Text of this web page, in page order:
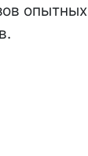
опытных